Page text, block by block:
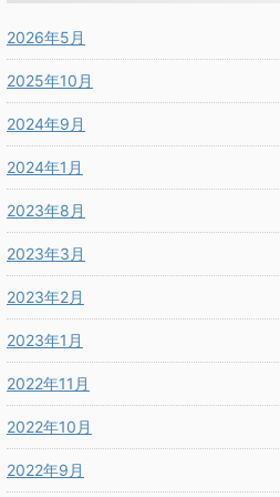
2026年5月
2025年10月
2024年9月
2024年1月
2023年8月
2023年3月
2023年2月
2023年1月
2022年11月
2022年10月
2022年9月